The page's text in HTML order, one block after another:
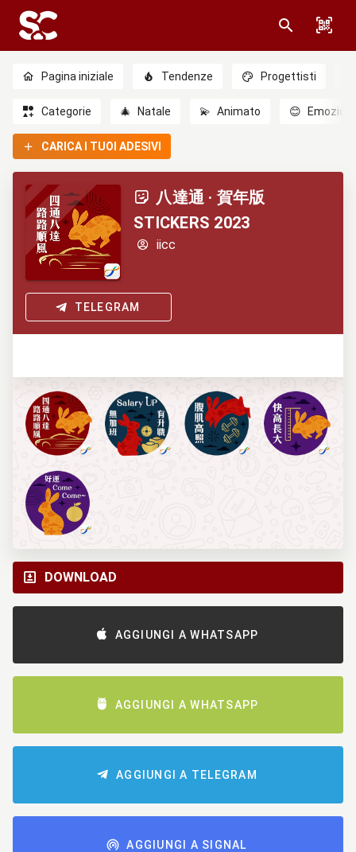
Pagina iniziale Tendenze Progettisti
Categorie 🎄 Natale 💫 Animato 😊 Emozioni
CARICA I TUOI ADESIVI
八達通 ‧ 賀年版
STICKERS 2023
iicc
TELEGRAM
DOWNLOAD
AGGIUNGI A WHATSAPP
AGGIUNGI A WHATSAPP
AGGIUNGI A TELEGRAM
AGGIUNGI A SIGNAL